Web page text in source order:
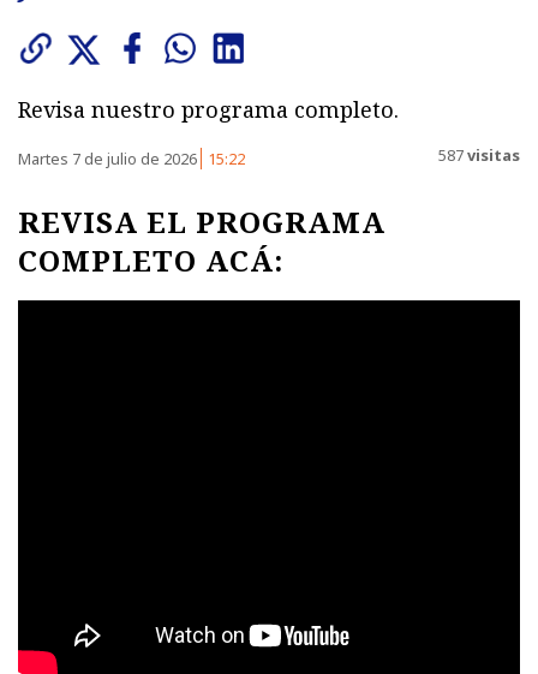
Revisa nuestro programa completo.
Martes 7 de julio de 2026 15:22 587visitas
REVISA EL PROGRAMA
COMPLETO ACÁ: